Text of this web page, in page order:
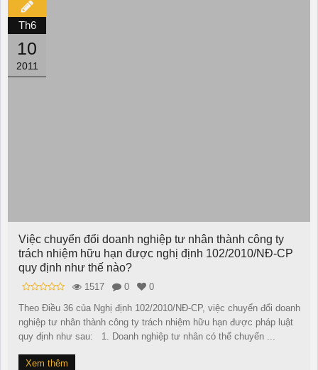
Th6
10
2011
Việc chuyển đổi doanh nghiệp tư nhân thành công ty
trách nhiệm hữu hạn được nghị định 102/2010/NĐ-CP
quy định như thế nào?
1517 0
0
Theo Điều 36 của Nghị định 102/2010/NĐ-CP, việc chuyển đổi doanh
nghiệp tư nhân thành công ty trách nhiệm hữu hạn được pháp luật
quy định như sau: 1. Doanh nghiệp tư nhân có thể chuyển ...
Xem thêm